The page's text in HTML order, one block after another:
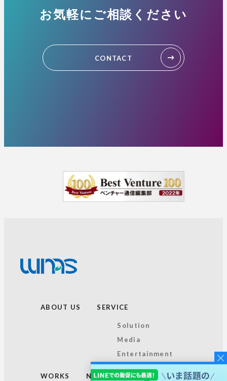
お気軽にご相談ください
CONTACT
ABOUT US SERVICE
Solution
Media
Entertainment
WORKS NEWS TOPICS RECRUIT